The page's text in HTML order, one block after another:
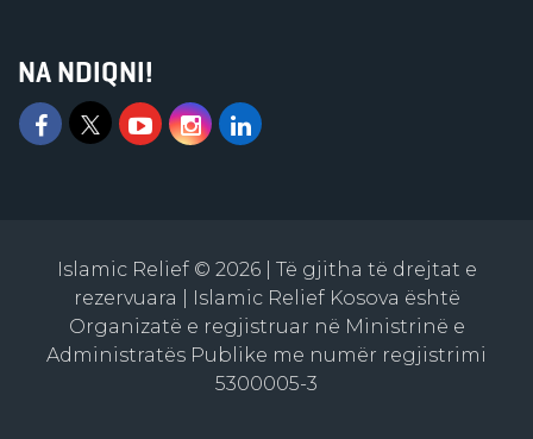
NA NDIQNI!
Islamic Relief © 2026 | Të gjitha të drejtat e
rezervuara | Islamic Relief Kosova është
Organizatë e regjistruar në Ministrinë e
Administratës Publike me numër regjistrimi
5300005-3